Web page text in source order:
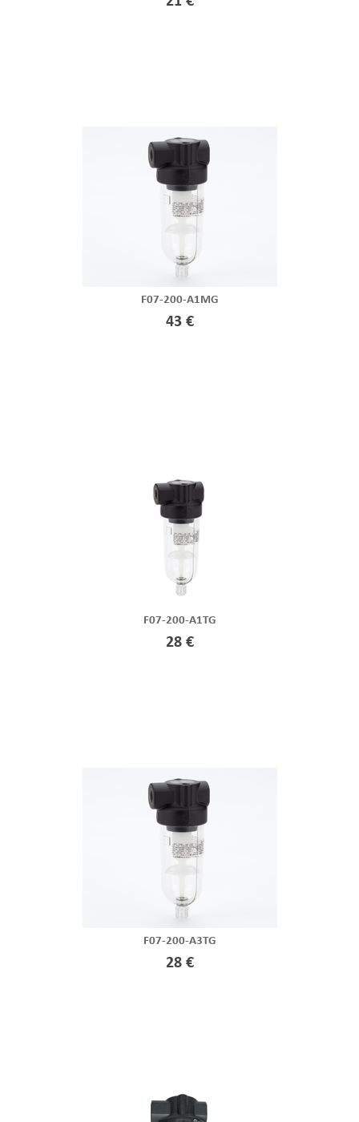
F07-200-A1MG
43 €
F07-200-A1TG
28 €
F07-200-A3TG
28 €